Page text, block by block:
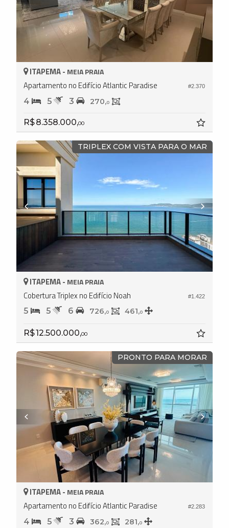
#2.370
ITAPEMA - MEIA PRAIA
Apartamento no Edifício Atlantic Paradise
4 5 3 270,0
R$ 8.358.000,00
TRIPLEX COM VISTA PARA O MAR
#1.422
ITAPEMA - MEIA PRAIA
Cobertura Triplex no Edifício Noah
5 5 6 726,0 461,0
R$ 12.500.000,00
PRONTO PARA MORAR
#2.283
ITAPEMA - MEIA PRAIA
Apartamento no Edifício Atlantic Paradise
4 5 3 362,0 281,0